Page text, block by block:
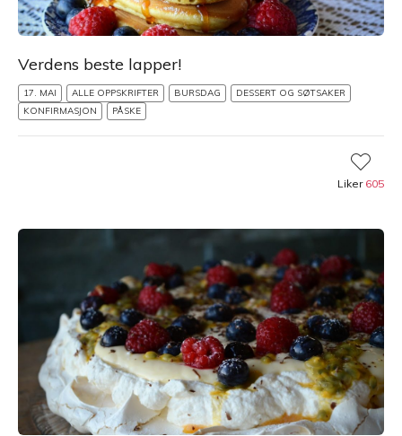
Verdens beste lapper!
17. MAI ALLE OPPSKRIFTER BURSDAG
DESSERT OG SØTSAKER
KONFIRMASJON
PÅSKE
Liker 605